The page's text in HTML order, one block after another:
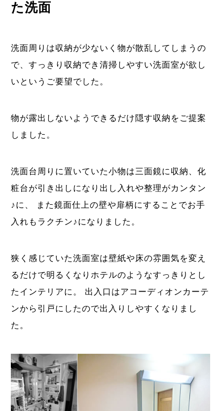
た洗面
洗面周りは収納が少ないく物が散乱してしまうの
で、すっきり収納でき清掃しやすい洗面室が欲し
いというご要望でした。
物が露出しないようできるだけ隠す収納をご提案
しました。
洗面台周りに置いていた小物は三面鏡に収納、化
粧台が引き出しになり出し入れや整理がカンタン
♪に、 また鏡面仕上の壁や扉柄にすることでお手
入れもラクチン♪になりました。
狭く感じていた洗面室は壁紙や床の雰囲気を変え
るだけで明るくなりホテルのようなすっきりとし
たインテリアに。 出入口はアコーディオンカーテ
ンから引戸にしたので出入りしやすくなりまし
た。